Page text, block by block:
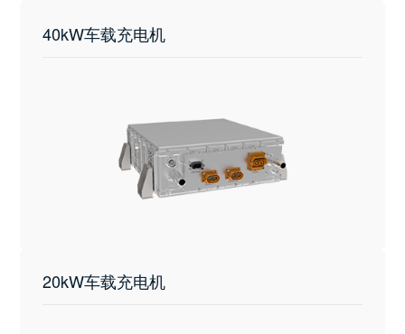
40kW车载充电机
20kW车载充电机